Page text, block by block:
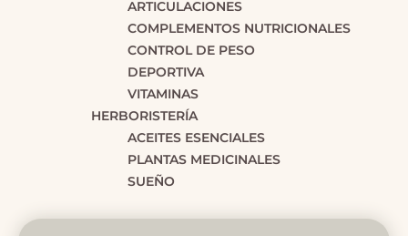
ARTICULACIONES
COMPLEMENTOS NUTRICIONALES
CONTROL DE PESO
DEPORTIVA
VITAMINAS
HERBORISTERÍA
ACEITES ESENCIALES
PLANTAS MEDICINALES
SUEÑO